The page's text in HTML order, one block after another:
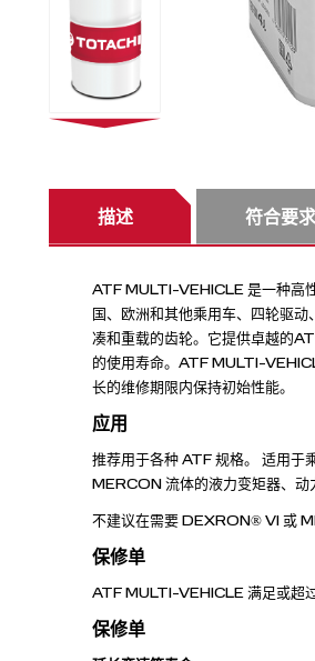
描述 符合要求
ATF MULTI-VEHICLE 是一种高
国、欧洲和其他乘用车、四轮驱
凑和重载的齿轮。它提供卓越的
的使用寿命。ATF MULTI-
长的维修期限内保持初始性能。
应用
推荐用于各种 ATF 规格。 适用
MERCON 流体的液力变矩器、动
不建议在需要 DEXRON® VI 或
保修单
ATF MULTI-VEHICLE 满足或超
保修单